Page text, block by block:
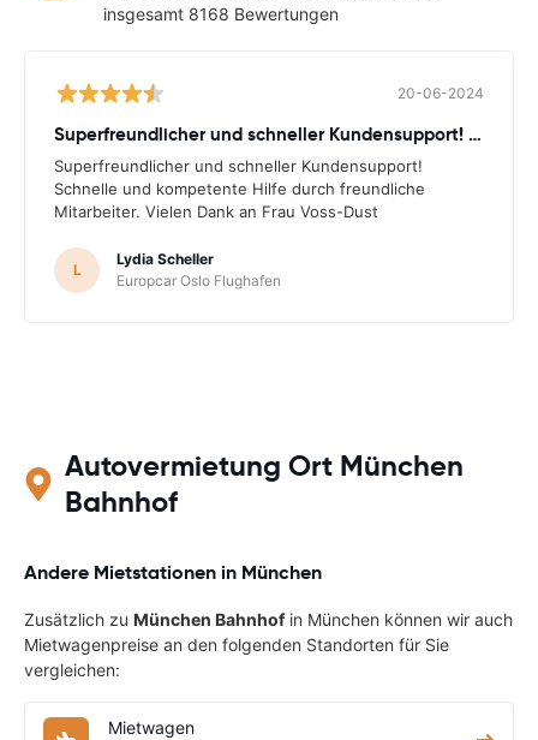
insgesamt 8168 Bewertungen
20-06-2024
Superfreundlicher und schneller Kundensupport! Schnelle
Superfreundlicher und schneller Kundensupport!
Schnelle und kompetente Hilfe durch freundliche
Mitarbeiter. Vielen Dank an Frau Voss-Dust
L
Lydia Scheller
Europcar Oslo Flughafen
Autovermietung Ort München
Bahnhof
Andere Mietstationen in München
Zusätzlich zu München Bahnhofin München können wir auch
Mietwagenpreise an den folgenden Standorten für Sie
vergleichen:
Mietwagen